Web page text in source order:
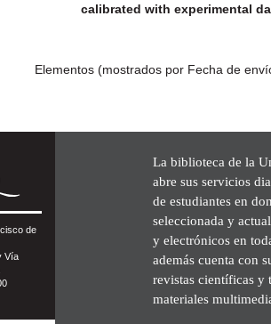
calibrated with experimental
Elementos (mostrados por Fecha de
de
Vía
La biblioteca de la
abre sus servicios
de estudiantes en
seleccionada y
y electrónicos en
además cuenta con
revistas científicas y
materiales